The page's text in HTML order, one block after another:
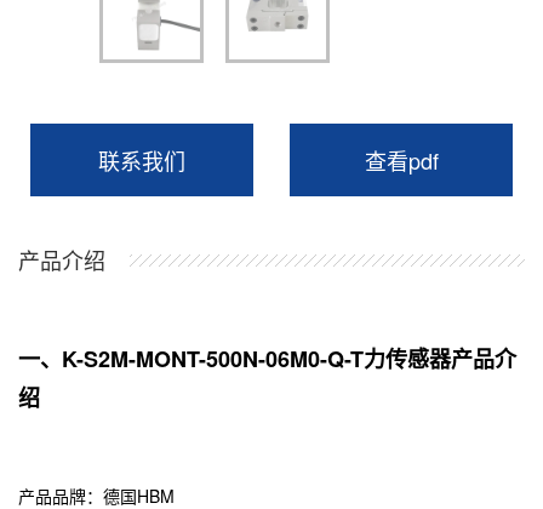
联系我们 查看pdf
产品介绍
一、K-S2M-MONT-500N-06M0-Q-T力传感器产品介
绍
产品品牌： 德国HBM